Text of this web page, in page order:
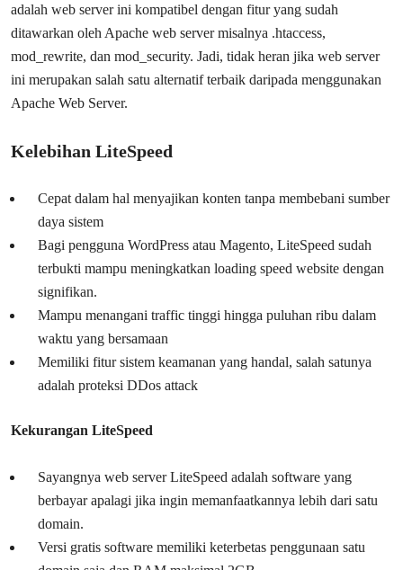
adalah web server ini kompatibel dengan fitur yang sudah
ditawarkan oleh Apache web server misalnya .htaccess,
mod_rewrite, dan mod_security. Jadi, tidak heran jika web server
ini merupakan salah satu alternatif terbaik daripada menggunakan
Apache Web Server.
Kelebihan LiteSpeed
Cepat dalam hal menyajikan konten tanpa membebani sumber
daya sistem
Bagi pengguna WordPress atau Magento, LiteSpeed sudah
terbukti mampu meningkatkan loading speed website dengan
signifikan.
Mampu menangani traffic tinggi hingga puluhan ribu dalam
waktu yang bersamaan
Memiliki fitur sistem keamanan yang handal, salah satunya
adalah proteksi DDos attack
Kekurangan LiteSpeed
Sayangnya web server LiteSpeed adalah software yang
berbayar apalagi jika ingin memanfaatkannya lebih dari satu
domain.
Versi gratis software memiliki keterbetas penggunaan satu